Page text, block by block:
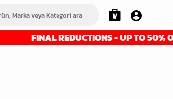
FINAL REDUCTIONS - UP TO 50% OFF -